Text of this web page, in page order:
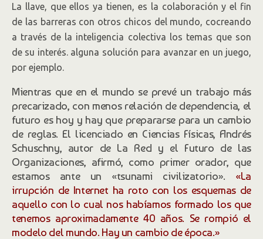
La llave, que ellos ya tienen, es la colaboración y el fin
de las barreras con otros chicos del mundo, cocreando
a través de la inteligencia colectiva los temas que son
de su interés. alguna solución para avanzar en un juego,
por ejemplo.
Mientras que en el mundo se prevé un trabajo más
precarizado, con menos relación de dependencia, el
futuro es hoy y hay que prepararse para un cambio
de reglas. El licenciado en Ciencias Físicas, Andrés
Schuschny, autor de La Red y el Futuro de las
Organizaciones, afirmó, como primer orador, que
estamos ante un «tsunami civilizatorio». «La
irrupción de Internet ha roto con los esquemas de
aquello con lo cual nos habíamos formado los que
tenemos aproximadamente 40 años. Se rompió el
modelo del mundo. Hay un cambio de época.»